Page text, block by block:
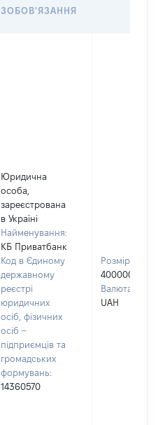
ЗОБОВ'ЯЗАННЯ
Юридична
особа,
зареєстрована
в Україні
Найменування:
КБ Приватбанк
Код в Єдиному
державному
реєстрі
юридичних
осіб, фізичних
осіб –
підприємців та
громадських
формувань:
14360570
Розмір:
400000
Валюта:
UAH